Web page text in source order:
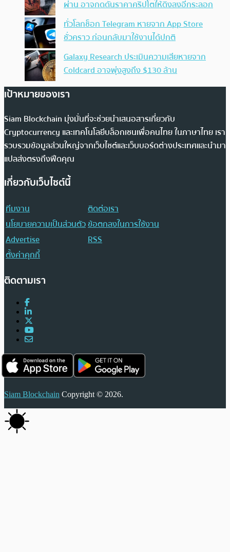
ผ่าน อาจกดดันราคาคริปโตให้ดิ่งลงอีกระลอก
ทั่วโลกช็อก Telegram หายจาก App Store
ชั่วคราว ก่อนกลับมาใช้งานได้ปกติ
Galaxy Research ประเมินความเสียหายจาก
Coldcard อาจพุ่งสูงถึง $130 ล้าน
เป้าหมายของเรา
Siam Blockchain มุ่งมั่นที่จะช่วยนำเสนอสารเกี่ยวกับ
Cryptocurrency และเทคโนโลยีบล็อกเชนเพื่อคนไทย ในภาษาไทย เรา
รวบรวมข้อมูลส่วนใหญ่จากเว็บไซต์และเว็บบอร์ดต่างประเทศและนำมา
แปลส่งตรงถึงฟีดคุณ
เกี่ยวกับเว็บไซต์นี้
ทีมงาน
ติดต่อเรา
นโยบายความเป็นส่วนตัวข้อตกลงในการใช้งาน
Advertise
RSS
ตั้งค่าคุกกี้
ติดตามเรา
Siam Blockchain Copyright © 2026.